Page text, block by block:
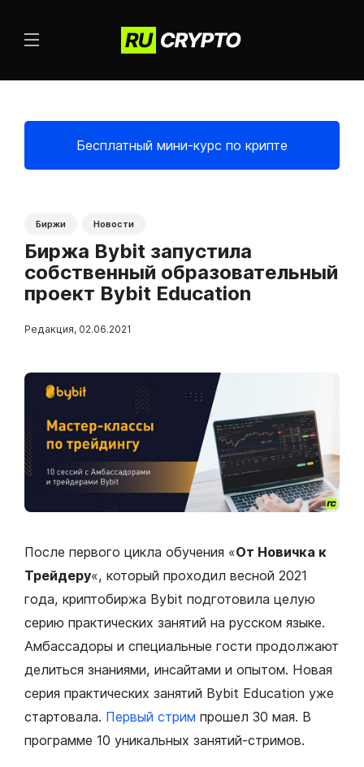
Бесплатный мини-курс по крипте
Биржи Новости
Биржа Bybit запустила
собственный образовательный
проект Bybit Education
Редакция, 02.06.2021
После первого цикла обучения «От Новичка к
Трейдеру«, который проходил весной 2021
года, криптобиржа Bybit подготовила целую
серию практических занятий на русском языке.
Амбассадоры и специальные гости продолжают
делиться знаниями, инсайтами и опытом. Новая
серия практических занятий Bybit Education уже
стартовала. Первый стрим прошел 30 мая. В
программе 10 уникальных занятий-стримов.